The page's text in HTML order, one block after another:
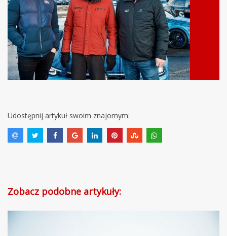
Udostępnij artykuł swoim znajomym:
Zobacz podobne artykuły: